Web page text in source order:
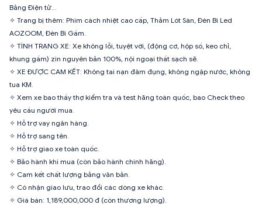
Bằng Điện tử…
✧ Trang bị thêm: Phim cách nhiệt cao cấp, Thảm Lót Sàn, Đèn Bi Led
AOZOOM, Đèn Bi Gầm.
✧ TÌNH TRẠNG XE: Xe không lỗi, tuyệt vời, (động cơ, hộp số, keo chỉ,
khung gầm) zin nguyên bản 100%, nội ngoại thất sạch sẽ.
✧ XE ĐƯỢC CAM KẾT: Không tai nạn đâm đụng, không ngập nước, không
tua KM.
✧ Xem xe bao thầy thợ kiểm tra và test hãng toàn quốc, bao Check theo
yêu cầu người mua.
✧ Hỗ trợ vay ngân hàng.
✧ Hỗ trợ sang tên.
✧ Hỗ trợ giao xe toàn quốc.
✧ Bảo hành khi mua (còn bảo hành chính hãng).
✧ Cam kết chất lượng bằng văn bản.
✧ Có nhận giao lưu, trao đổi các dòng xe khác.
✧ Giá bán: 1,189,000,000 đ (còn thương lượng).